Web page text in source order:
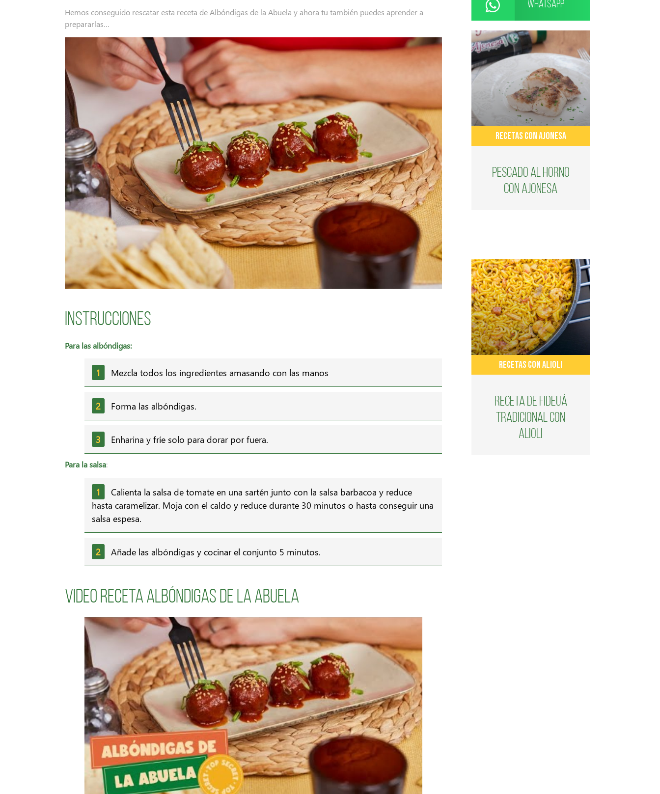
Hemos conseguido rescatar esta receta de Albóndigas de la Abuela y ahora tu también puedes aprender a
prepararlas…
Instrucciones
Para las albóndigas:
Mezcla todos los ingredientes amasando con las manos
Forma las albóndigas.
Enharina y fríe solo para dorar por fuera.
Para la salsa:
Calienta la salsa de tomate en una sartén junto con la salsa barbacoa y reduce
hasta caramelizar. Moja con el caldo y reduce durante 30 minutos o hasta conseguir una
salsa espesa.
Añade las albóndigas y cocinar el conjunto 5 minutos.
Video receta Albóndigas de la Abuela
WhatsApp
RECETAS CON AJONESA
Pescado al horno
con ajonesa
RECETAS CON ALIOLI
Receta de fideuá
tradicional con
alioli